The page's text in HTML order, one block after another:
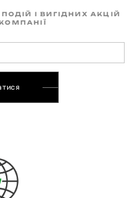
І ВИГІДНИХ АКЦІЙ